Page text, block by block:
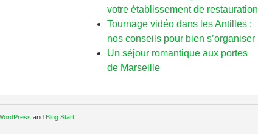
votre établissement de restauration
Tournage vidéo dans les Antilles :
nos conseils pour bien s’organiser
Un séjour romantique aux portes
de Marseille
and Blog Start.